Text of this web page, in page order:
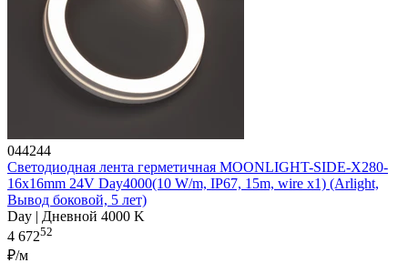
044244
Светодиодная лента герметичная MOONLIGHT-SIDE-X280-
16x16mm 24V Day4000(10 W/m, IP67, 15m, wire x1) (Arlight,
Вывод боковой, 5 лет)
Day | Дневной 4000 K
4 67252
₽/м